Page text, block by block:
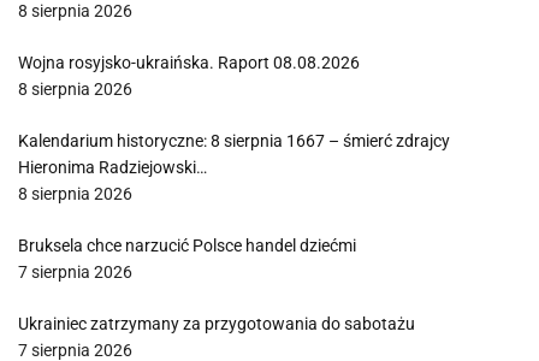
8 sierpnia 2026
Wojna rosyjsko-ukraińska. Raport 08.08.2026
8 sierpnia 2026
Kalendarium historyczne: 8 sierpnia 1667 – śmierć zdrajcy
Hieronima Radziejowski…
8 sierpnia 2026
Bruksela chce narzucić Polsce handel dziećmi
7 sierpnia 2026
Ukrainiec zatrzymany za przygotowania do sabotażu
7 sierpnia 2026